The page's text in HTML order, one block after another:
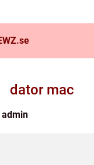
se
dator mac
admin